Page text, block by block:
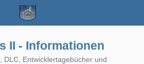
II - Informationen
DLC, Entwicklertagebücher und